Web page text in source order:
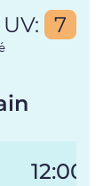
7
12:00